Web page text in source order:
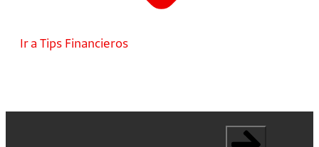
Ir a Tips Financieros